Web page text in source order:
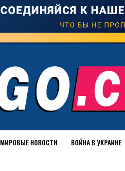
МИРОВЫЕ НОВОСТИ ВОЙНА В УКРАИНЕ